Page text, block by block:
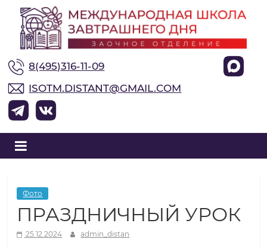
М
е
ж
д
у
н
8(495)316-11-09
ISOTM.DISTANT@GMAIL.COM
Фото
ПРАЗДНИЧНЫЙ УРОК
25.12.2024 admin_distan